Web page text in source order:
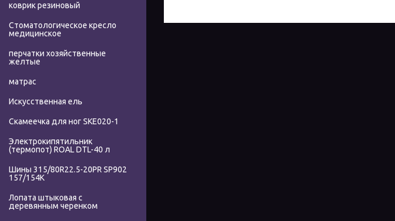
коврик резиновый
Стоматологическое кресло
медицинское
перчатки хозяйственные
желтые
матрас
Искусственная ель
Скамеечка для ног SKE020-1
Электрокипятильник
(термопот) ROAL DTL-40 л
Шины 315/80R22.5-20PR SP902
157/154K
Лопата штыковая с
деревянным черенком